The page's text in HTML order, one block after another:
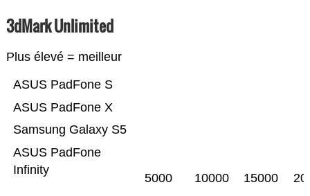
3dMark Unlimited
Plus élevé = meilleur
ASUS PadFone
Infinity
Samsung Galaxy S5
ASUS PadFone X
ASUS PadFone S
5000 10000 15000